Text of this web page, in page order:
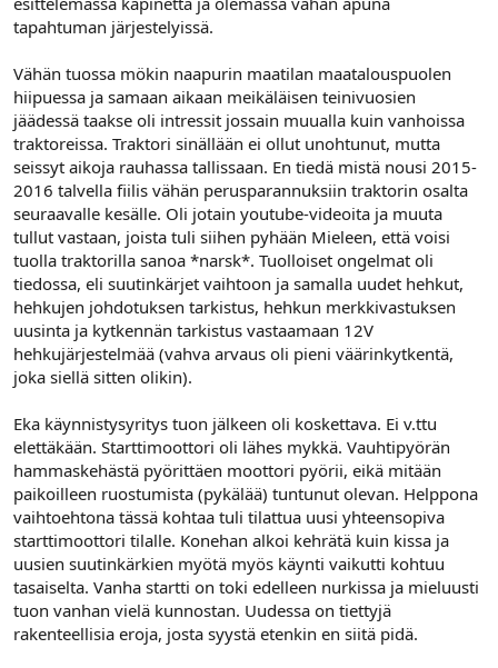
tapahtuman järjestelyissä.
Vähän tuossa mökin naapurin maatilan maatalouspuolen
hiipuessa ja samaan aikaan meikäläisen teinivuosien
jäädessä taakse oli intressit jossain muualla kuin vanhoissa
traktoreissa. Traktori sinällään ei ollut unohtunut, mutta
seissyt aikoja rauhassa tallissaan. En tiedä mistä nousi 2015-
2016 talvella fiilis vähän perusparannuksiin traktorin osalta
seuraavalle kesälle. Oli jotain youtube-videoita ja muuta
tullut vastaan, joista tuli siihen pyhään Mieleen, että voisi
tuolla traktorilla sanoa *narsk*. Tuolloiset ongelmat oli
tiedossa, eli suutinkärjet vaihtoon ja samalla uudet hehkut,
hehkujen johdotuksen tarkistus, hehkun merkkivastuksen
uusinta ja kytkennän tarkistus vastaamaan 12V
hehkujärjestelmää (vahva arvaus oli pieni väärinkytkentä,
joka siellä sitten olikin).
Eka käynnistysyritys tuon jälkeen oli koskettava. Ei v.ttu
elettäkään. Starttimoottori oli lähes mykkä. Vauhtipyörän
hammaskehästä pyörittäen moottori pyörii, eikä mitään
paikoilleen ruostumista (pykälää) tuntunut olevan. Helppona
vaihtoehtona tässä kohtaa tuli tilattua uusi yhteensopiva
starttimoottori tilalle. Konehan alkoi kehrätä kuin kissa ja
uusien suutinkärkien myötä myös käynti vaikutti kohtuu
tasaiselta. Vanha startti on toki edelleen nurkissa ja mieluusti
tuon vanhan vielä kunnostan. Uudessa on tiettyjä
rakenteellisia eroja, josta syystä etenkin en siitä pidä.